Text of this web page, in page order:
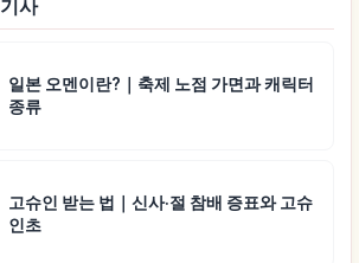
사
일본 오멘이란?｜축제 노점 가면과 캐릭터
종류
고슈인 받는 법｜신사·절 참배 증표와 고슈
인초